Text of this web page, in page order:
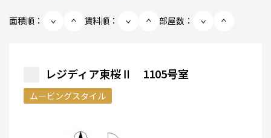
面積順： 賃料順： 部屋数：
レジディア東桜Ⅱ 1105号室
ムービングスタイル